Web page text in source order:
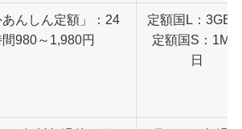
あんしん定額」：24
間980～1,980円
定額国L：3GB/
定額国S：1MB/
日